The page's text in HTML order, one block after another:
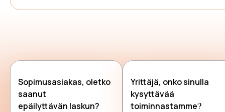
Sopimusasiakas, oletko
saanut
epäilyttävän laskun?
Yrittäjä, onko sinulla
kysyttävää
toiminnastamme?